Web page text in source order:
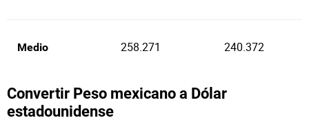
Medio 258.271 240.372
Convertir Peso mexicano a Dólar
estadounidense